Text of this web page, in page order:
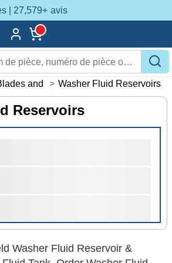
| 27,579+ avis
and > Washer Fluid Reservoirs
Reservoirs
Washer Fluid Reservoir &